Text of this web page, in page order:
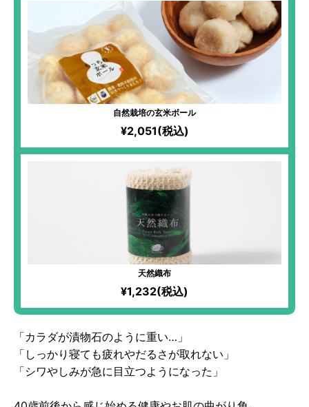
自然栽培の玄米ボール
¥2,051(税込)
天然織布
¥1,232(税込)
「カラダが漬物石のように重い…」
「しっかり寝ても疲れやだるさが取れない」
「シワやしみが急に目立つようになった」